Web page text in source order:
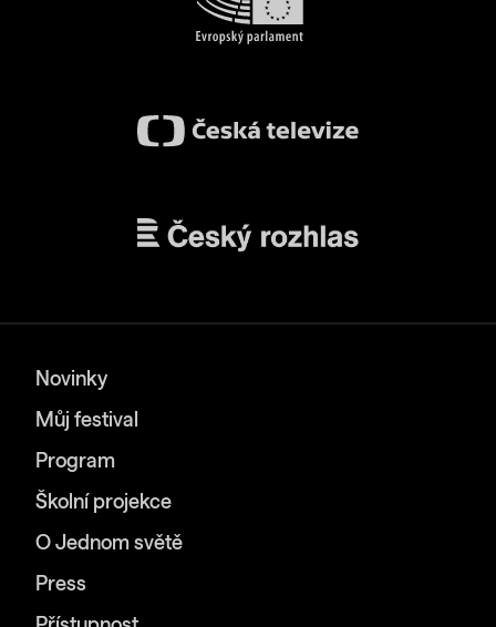
Novinky
Můj festival
Program
Školní projekce
O Jednom světě
Press